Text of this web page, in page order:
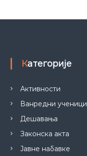
Категорије
Активности
Ванредни ученици
Дешавања
Законска акта
Јавне набавке